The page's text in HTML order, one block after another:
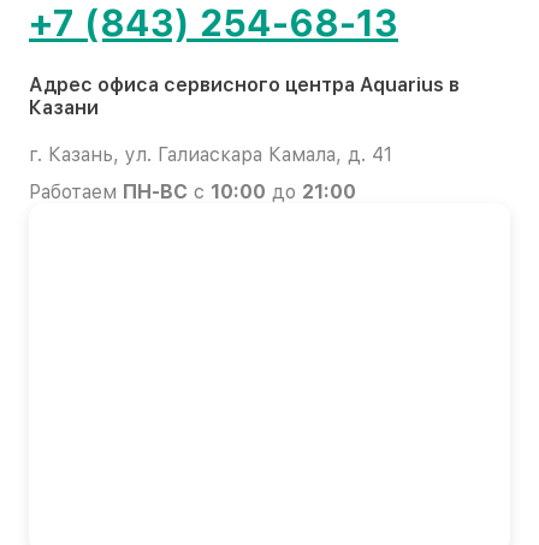
+7 (843) 254-68-13
Адрес офиса сервисного центра Aquarius в
Казани
г. Казань, ул. Галиаскара Камала, д. 41
Работаем ПН-ВС с 10:00 до 21:00